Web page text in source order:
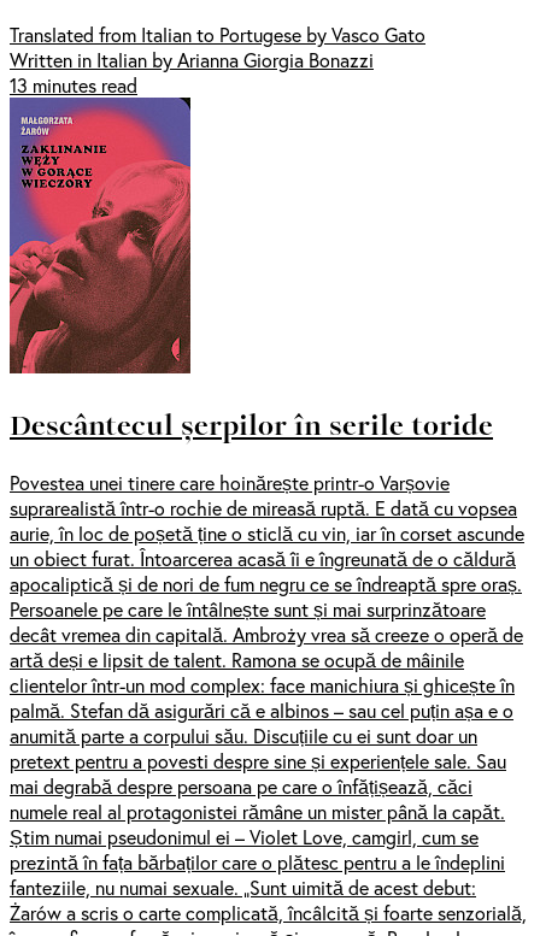
Translated from Italian to Portugese by Vasco Gato
Written in Italian by Arianna Giorgia Bonazzi
13 minutes read
Descântecul șerpilor în serile toride
Povestea unei tinere care hoinărește printr-o Varșovie
suprarealistă într-o rochie de mireasă ruptă. E dată cu vopsea
aurie, în loc de poșetă ține o sticlă cu vin, iar în corset ascunde
un obiect furat. Întoarcerea acasă îi e îngreunată de o căldură
apocaliptică și de nori de fum negru ce se îndreaptă spre oraș.
Persoanele pe care le întâlnește sunt și mai surprinzătoare
decât vremea din capitală. Ambroży vrea să creeze o operă de
artă deși e lipsit de talent. Ramona se ocupă de mâinile
clientelor într-un mod complex: face manichiura și ghicește în
palmă. Stefan dă asigurări că e albinos – sau cel puțin așa e o
anumită parte a corpului său. Discuțiile cu ei sunt doar un
pretext pentru a povesti despre sine și experiențele sale. Sau
mai degrabă despre persoana pe care o înfățișează, căci
numele real al protagonistei rămâne un mister până la capăt.
Știm numai pseudonimul ei – Violet Love, camgirl, cum se
prezintă în fața bărbaților care o plătesc pentru a le îndeplini
fanteziile, nu numai sexuale. „Sunt uimită de acest debut:
Żarów a scris o carte complicată, încâlcită și foarte senzorială,